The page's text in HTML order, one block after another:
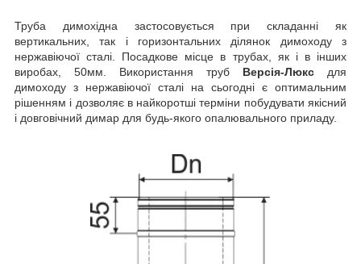
Труба димохідна застосовується при складанні як
вертикальних, так і горизонтальних ділянок димоходу з
нержавіючої сталі. Посадкове місце в трубах, як і в інших
виробах, 50мм. Використання труб Версія-Люкс для
димоходу з нержавіючої сталі на сьогодні є оптимальним
рішенням і дозволяє в найкоротші терміни побудувати якісний
і довговічний димар для будь-якого опалювального приладу.